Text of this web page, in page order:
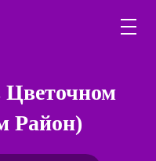
Цветочном
Район)